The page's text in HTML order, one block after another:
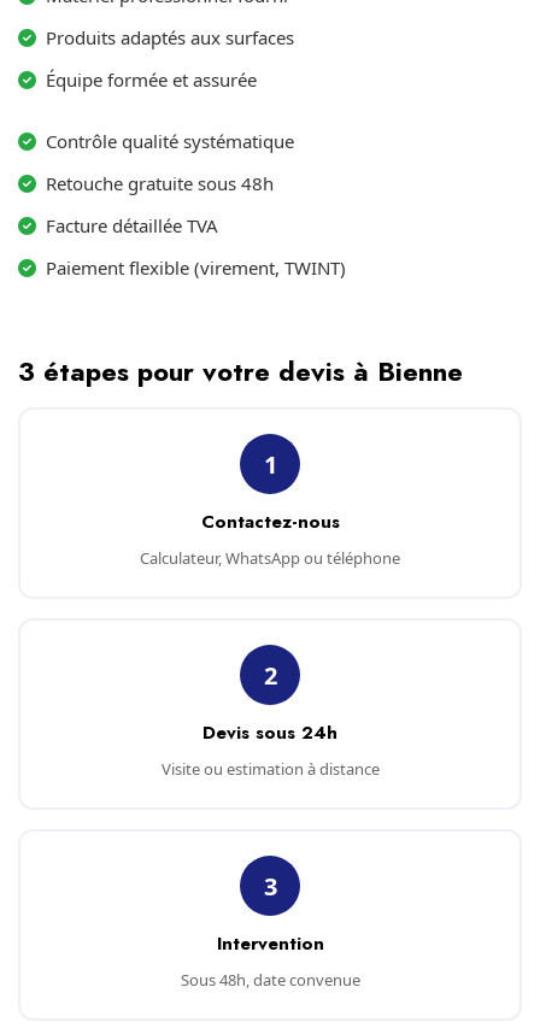
Produits adaptés aux surfaces
Équipe formée et assurée
Contrôle qualité systématique
Retouche gratuite sous 48h
Facture détaillée TVA
Paiement flexible (virement, TWINT)
3 étapes pour votre devis à Bienne
1
Contactez-nous
Calculateur, WhatsApp ou téléphone
2
Devis sous 24h
Visite ou estimation à distance
3
Intervention
Sous 48h, date convenue